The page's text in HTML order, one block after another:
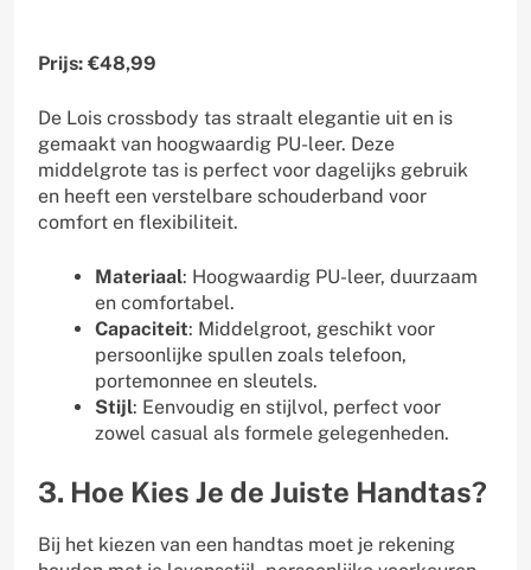
Prijs: €48,99
De Lois crossbody tas straalt elegantie uit en is
gemaakt van hoogwaardig PU-leer. Deze
middelgrote tas is perfect voor dagelijks gebruik
en heeft een verstelbare schouderband voor
comfort en flexibiliteit.
Materiaal: Hoogwaardig PU-leer, duurzaam
en comfortabel.
Capaciteit: Middelgroot, geschikt voor
persoonlijke spullen zoals telefoon,
portemonnee en sleutels.
Stijl: Eenvoudig en stijlvol, perfect voor
zowel casual als formele gelegenheden.
3. Hoe Kies Je de Juiste Handtas?
Bij het kiezen van een handtas moet je rekening